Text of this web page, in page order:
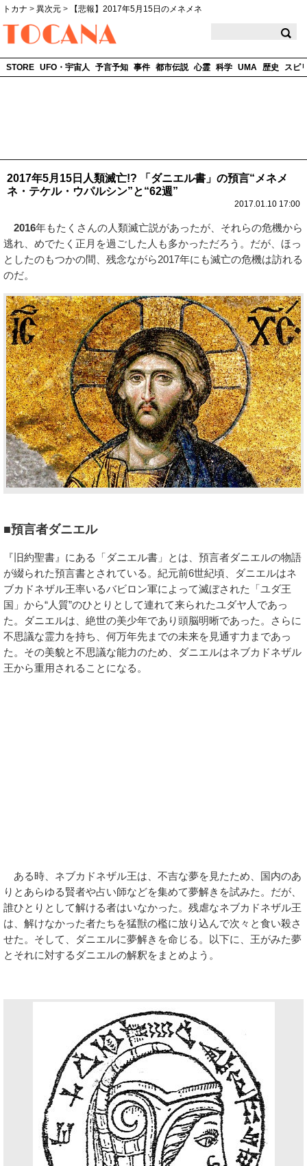
トカナ > 異次元 >
【悲報】2017年5月15日のメネメネ
STORE UFO・宇宙人 予言予知 事件 都市伝説 心霊 科学 UMA 歴史 スピ
2017年5月15日人類滅亡!? 「ダニエル書」の預言“メネメ
ネ・テケル・ウパルシン”と“62週”
2017.01.10 17:00
2016年もたくさんの人類滅亡説があったが、それらの危機から
逃れ、めでたく正月を過ごした人も多かっただろう。だが、ほっ
としたのもつかの間、残念ながら2017年にも滅亡の危機は訪れる
のだ。
■預言者ダニエル
『旧約聖書』にある「ダニエル書」とは、預言者ダニエルの物語
が綴られた預言書とされている。紀元前6世紀頃、ダニエルはネ
ブカドネザル王率いるバビロン軍によって滅ぼされた「ユダ王
国」から“人質”のひとりとして連れて来られたユダヤ人であっ
た。ダニエルは、絶世の美少年であり頭脳明晰であった。さらに
不思議な霊力を持ち、何万年先までの未来を見通す力まであっ
た。その美貌と不思議な能力のため、ダニエルはネブカドネザル
王から重用されることになる。
ある時、ネブカドネザル王は、不吉な夢を見たため、国内のあ
りとあらゆる賢者や占い師などを集めて夢解きを試みた。だが、
誰ひとりとして解ける者はいなかった。残虐なネブカドネザル王
は、解けなかった者たちを猛獣の檻に放り込んで次々と食い殺さ
せた。そして、ダニエルに夢解きを命じる。以下に、王がみた夢
とそれに対するダニエルの解釈をまとめよう。